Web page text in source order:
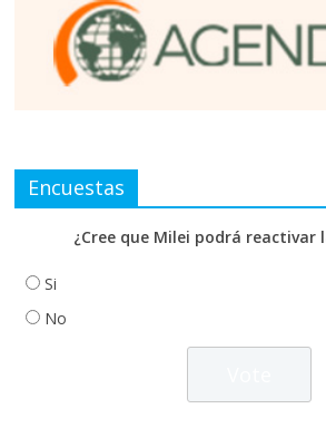
Encuestas
¿Cree que Milei podrá reactivar
Si
No